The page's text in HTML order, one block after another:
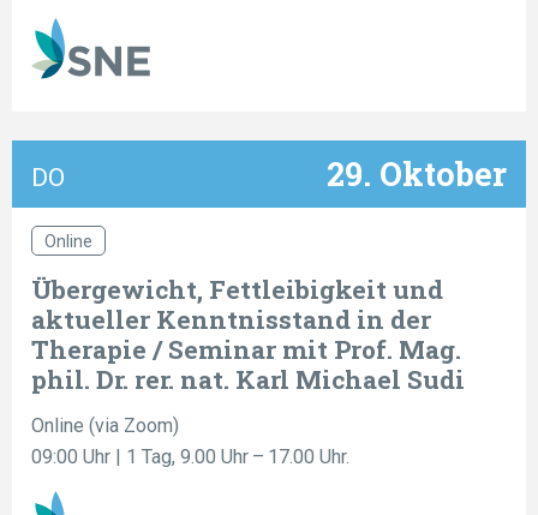
DO 29. Oktober
Online
Übergewicht, Fettleibigkeit und
aktueller Kenntnisstand in der
Therapie / Seminar mit Prof. Mag.
phil. Dr. rer. nat. Karl Michael Sudi
Online (via Zoom)
09:00 Uhr | 1 Tag, 9.00 Uhr – 17.00 Uhr.